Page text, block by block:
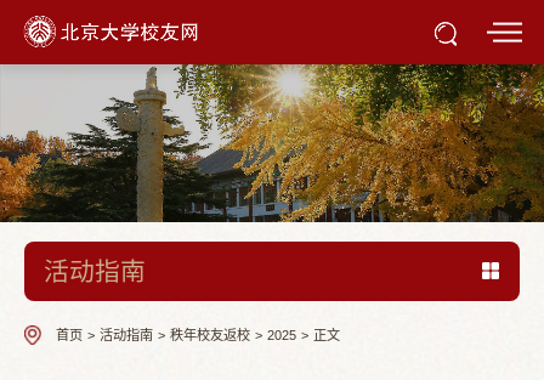
活动指南
首页 > 活动指南 > 秩年校友返校 > 2025 > 正文